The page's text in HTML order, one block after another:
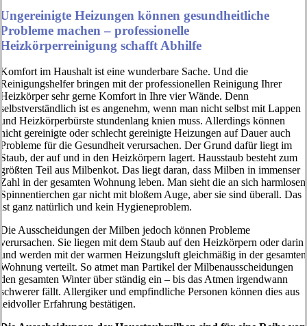
Ungereinigte Heizungen können gesundheitliche
Probleme machen – professionelle
Heizkörperreinigung schafft Abhilfe
Komfort im Haushalt ist eine wunderbare Sache. Und die
Reinigungshelfer bringen mit der professionellen Reinigung Ihrer
Heizkörper sehr gerne Komfort in Ihre vier Wände. Denn
selbstverständlich ist es angenehm, wenn man nicht selbst mit Lappen
und Heizkörperbürste stundenlang knien muss. Allerdings können
nicht gereinigte oder schlecht gereinigte Heizungen auf Dauer auch
Probleme für die Gesundheit verursachen. Der Grund dafür liegt im
Staub, der auf und in den Heizkörpern lagert. Hausstaub besteht zum
größten Teil aus Milbenkot. Das liegt daran, dass Milben in immenser
Zahl in der gesamten Wohnung leben. Man sieht die an sich harmlosen
Spinnentierchen gar nicht mit bloßem Auge, aber sie sind überall. Das
ist ganz natürlich und kein Hygieneproblem.
Die Ausscheidungen der Milben jedoch können Probleme
verursachen. Sie liegen mit dem Staub auf den Heizkörpern oder darin
und werden mit der warmen Heizungsluft gleichmäßig in der gesamten
Wohnung verteilt. So atmet man Partikel der Milbenausscheidungen
den gesamten Winter über ständig ein – bis das Atmen irgendwann
schwerer fällt. Allergiker und empfindliche Personen können dies aus
leidvoller Erfahrung bestätigen.